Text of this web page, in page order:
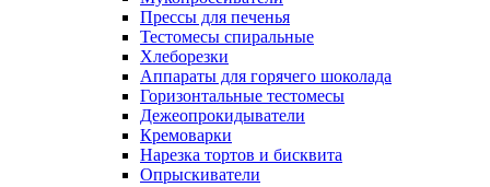
Прессы для печенья
Тестомесы спиральные
Хлеборезки
Аппараты для горячего шоколада
Горизонтальные тестомесы
Дежеопрокидыватели
Кремоварки
Нарезка тортов и бисквита
Опрыскиватели